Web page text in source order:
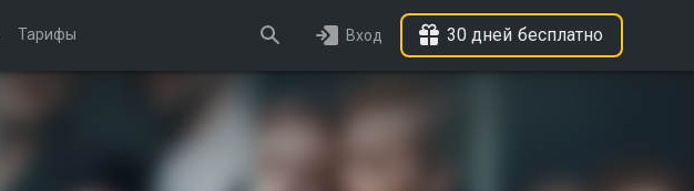
Тарифы Вход 30 дней бесплатно